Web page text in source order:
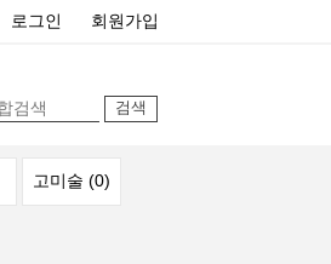
로그인 회원가입
고미술 (0)